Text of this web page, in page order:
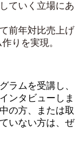
ていく立場にあ
前年対比売上げ
りを実現。
ラムを受講し、
ンタビューしま
の方、または取
いない方は、ぜ